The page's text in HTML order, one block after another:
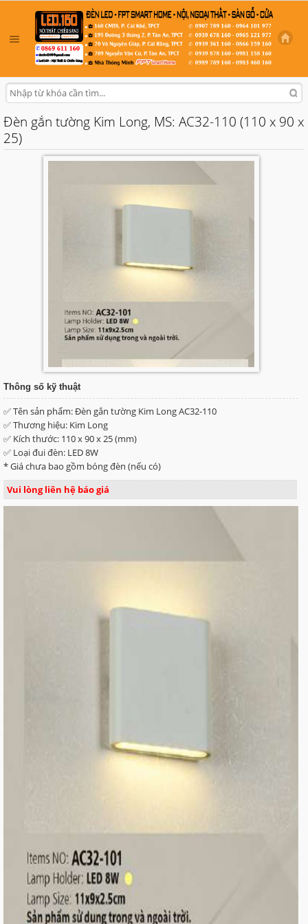
Đèn gắn tường Kim Long, MS: AC32-110 (110 x 90 x
25)
Thông số kỹ thuật
✅ Tên sản phẩm: Đèn gắn tường Kim Long AC32-110
✅ Thương hiệu: Kim Long
✅ Kích thước: 110 x 90 x 25 (mm)
✅ Loại đui đèn: LED 8W
* Giá chưa bao gồm bóng đèn (nếu có)
Vui lòng liên hệ báo giá